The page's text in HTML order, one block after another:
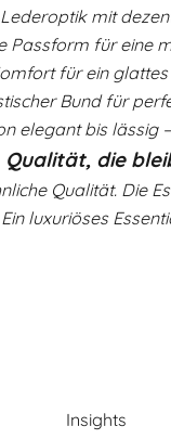
mit
Passform für eine
für ein glattes
Bund für
elegant bis lässig
Qualität, die
Qualität. Die
luxuriöses
Insights